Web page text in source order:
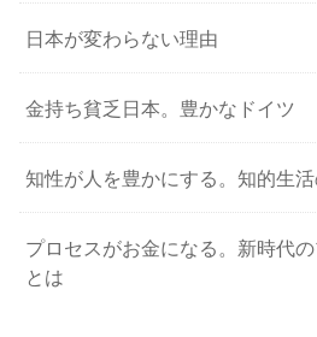
日本が変わらない理由
金持ち貧乏日本。豊かなドイツ
知性が人を豊かにする。知的生
プロセスがお金になる。新時代
とは